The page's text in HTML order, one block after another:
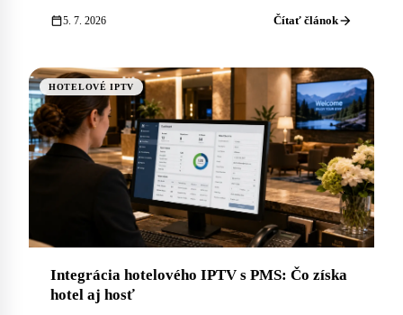
calendar_today5. 7. 2026 Čítať článokarrow_forward
HOTELOVÉ IPTV
Integrácia hotelového IPTV s PMS: Čo získa
hotel aj hosť